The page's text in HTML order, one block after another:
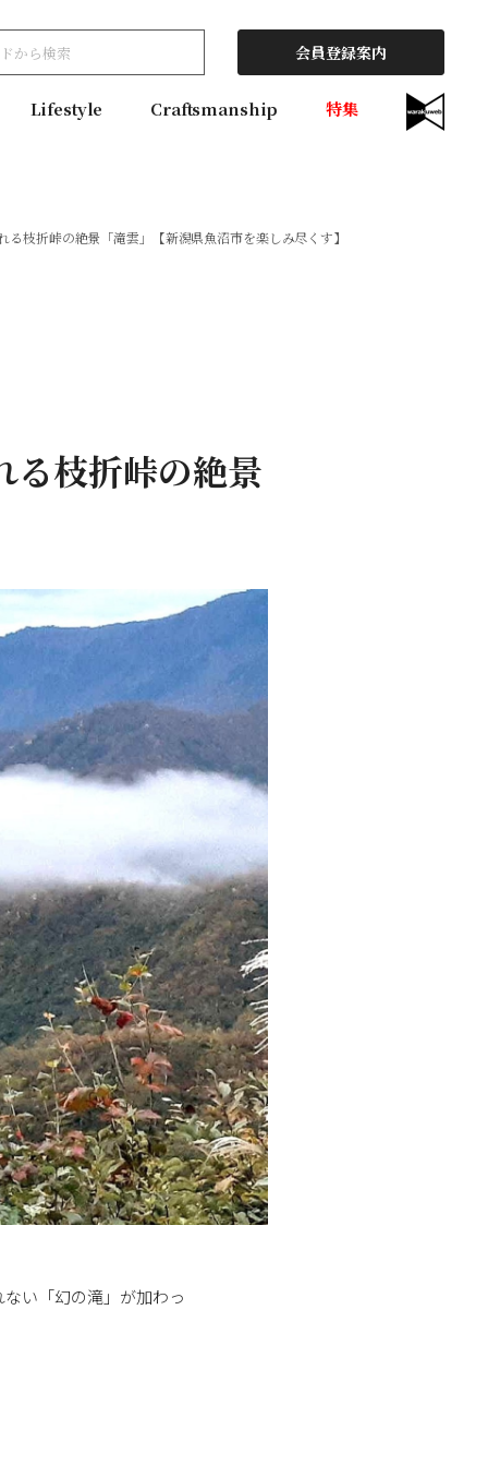
会員登録案内
Lifestyle Craftsmanship 特集
枝折峠の絶景「滝雲」【新潟県魚沼市を楽しみ尽くす】
る枝折峠の絶景
い「幻の滝」が加わっ